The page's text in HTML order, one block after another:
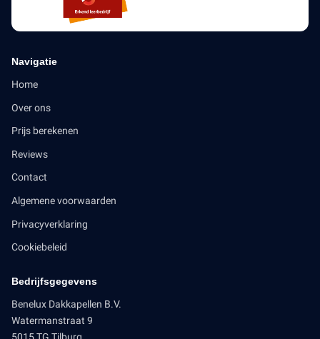
Navigatie
Home
Over ons
Prijs berekenen
Reviews
Contact
Algemene voorwaarden
Privacyverklaring
Cookiebeleid
Bedrijfsgegevens
Benelux Dakkapellen B.V.
Watermanstraat 9